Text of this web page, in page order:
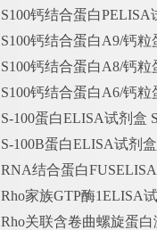
S100钙结合蛋白PELISA
S100钙结合蛋白A9/钙
S100钙结合蛋白A8/钙
S100钙结合蛋白A6/钙
S-100蛋白ELISA试剂盒
S-100B蛋白ELISA试剂
RNA结合蛋白
Rho家族GTP酶1ELISA
Rho关联含卷曲螺旋蛋